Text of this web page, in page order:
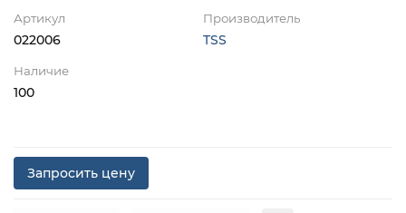
Артикул
022006
Производитель
TSS
Наличие
100
Запросить цену